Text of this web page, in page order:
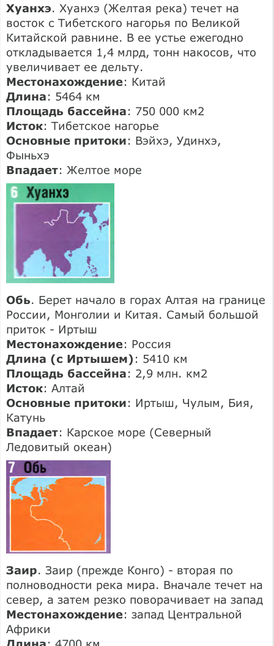
Хуанхэ. Хуанхэ (Желтая река) течет на
восток с Тибетского нагорья по Великой
Китайской равнине. В ее устье ежегодно
откладывается 1,4 млрд, тонн накосов, что
увеличивает ее дельту.
Местонахождение: Китай
Длина: 5464 км
Площадь бассейна: 750 000 км2
Исток: Тибетское нагорье
Основные притоки: Вэйхэ, Удинхэ,
Фыньхэ
Впадает: Желтое море
Обь. Берет начало в горах Алтая на границе
России, Монголии и Китая. Самый большой
приток - Иртыш
Местонахождение: Россия
Длина (с Иртышем) : 5410 км
Площадь бассейна: 2,9 млн. км2
Исток: Алтай
Основные притоки: Иртыш, Чулым, Бия,
Катунь
Впадает: Карское море (Северный
Ледовитый океан)
Заир. Заир (прежде Конго) - вторая по
полноводности река мира. Вначале течет на
север, а затем резко поворачивает на запад
Местонахождение: запад Центральной
Африки